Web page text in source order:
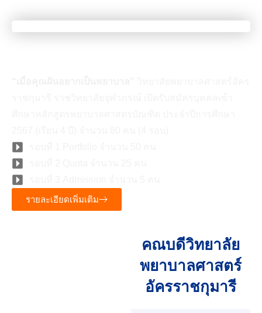
รายละเอียดเพิ่มเติม
คณบดีวิทยาลัย
พยาบาลศาสตร์
อัครราชกุมารี